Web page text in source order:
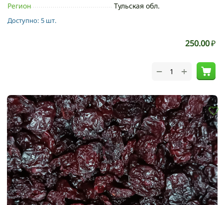
Регион
Тульская обл.
Доступно: 5 шт.
250.00₽
+
−